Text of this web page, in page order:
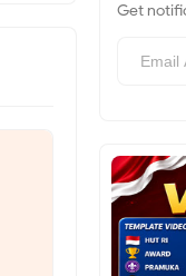
Get